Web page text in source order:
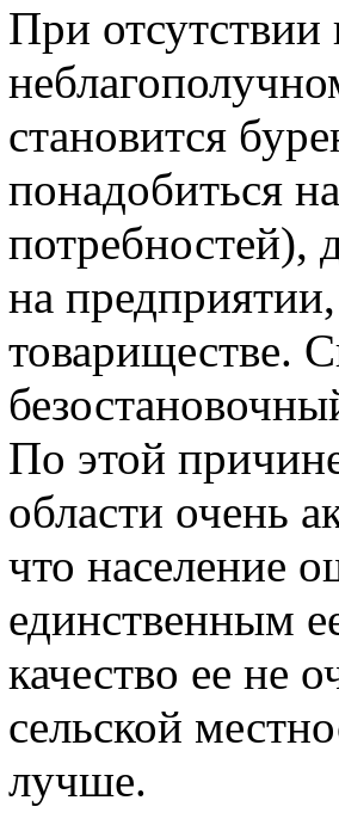
При отсутствии
становится
понадобиться
потребностей),
на
товариществе.
По этой
области очень
что население
единственным
качество ее не
сельской
лучше.